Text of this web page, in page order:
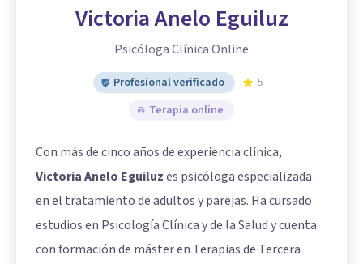
Victoria Anelo Eguiluz
Psicóloga Clínica Online
Profesional verificado
5
Terapia online
Con más de cinco años de experiencia clínica,
Victoria Anelo Eguiluzes psicóloga especializada
en el tratamiento de adultos y parejas. Ha cursado
estudios en Psicología Clínica y de la Salud y cuenta
con formación de máster en Terapias de Tercera